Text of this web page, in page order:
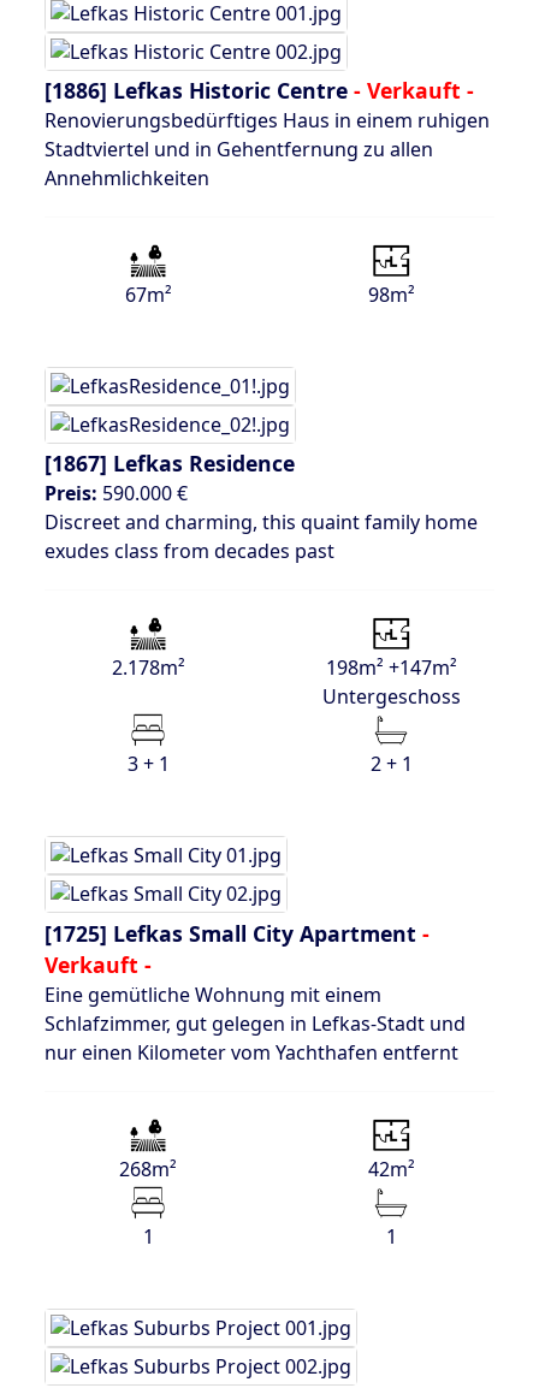
[1886] Lefkas Historic Centre - Verkauft -
Renovierungsbedürftiges Haus in einem ruhigen
Stadtviertel und in Gehentfernung zu allen
Annehmlichkeiten
67m² 98m²
[1867] Lefkas Residence
Preis: 590.000 €
Discreet and charming, this quaint family home
exudes class from decades past
2.178m²
198m² +147m²
Untergeschoss
3 + 1 2 + 1
[1725] Lefkas Small City Apartment -
Verkauft -
Eine gemütliche Wohnung mit einem
Schlafzimmer, gut gelegen in Lefkas-Stadt und
nur einen Kilometer vom Yachthafen entfernt
268m² 42m²
1 1